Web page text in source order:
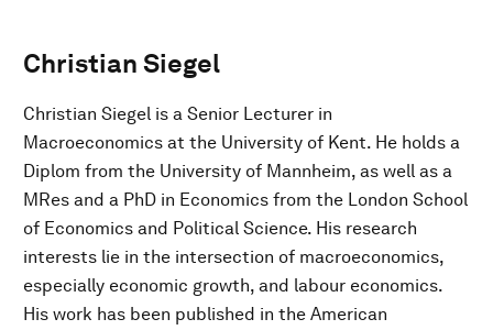
Christian Siegel
Christian Siegel is a Senior Lecturer in
Macroeconomics at the University of Kent. He holds a
Diplom from the University of Mannheim, as well as a
MRes and a PhD in Economics from the London School
of Economics and Political Science. His research
interests lie in the intersection of macroeconomics,
especially economic growth, and labour economics.
His work has been published in the American